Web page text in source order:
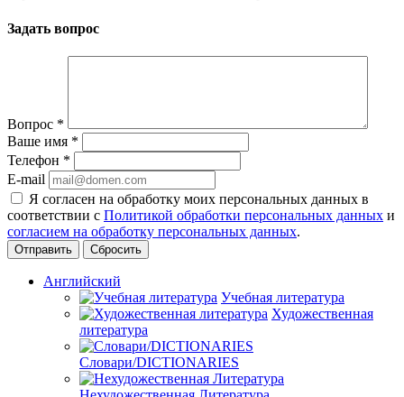
Задать вопрос
Вопрос *
Ваше имя *
Телефон *
E-mail
Я согласен на обработку моих персональных данных в
соответствии с Политикой обработки персональных данных и
согласием на обработку персональных данных.
Сбросить
Английский
Учебная литература
Художественная
литература
Словари/DICTIONARIES